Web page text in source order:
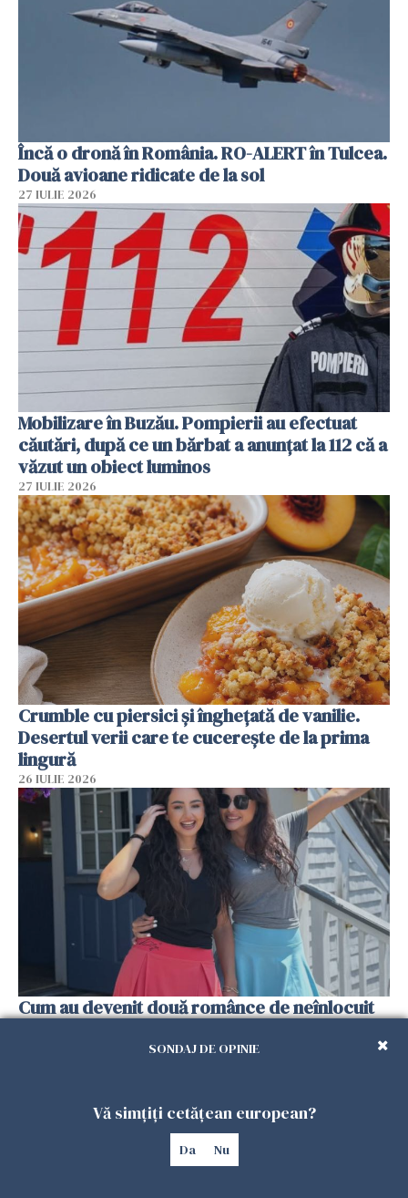
Încă o dronă în România. RO-ALERT în Tulcea.
Două avioane ridicate de la sol
27 IULIE 2026
Mobilizare în Buzău. Pompierii au efectuat
căutări, după ce un bărbat a anunțat la 112 că a
văzut un obiect luminos
27 IULIE 2026
Crumble cu piersici și înghețată de vanilie.
Desertul verii care te cucerește de la prima
lingură
26 IULIE 2026
Cum au devenit două românce de neînlocuit
ce o să mă fac fără voi”SONDAJ DE OPINIE
Vă simțiți cetățean european?
Da Nu